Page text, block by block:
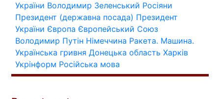
України Володимир Зеленський Росіяни
Президент (державна посада) Президент
України Європа Європейський Союз
Володимир Путін Німеччина Ракета. Машина.
Українська гривня Донецька область Харків
Укрінформ Російська мова